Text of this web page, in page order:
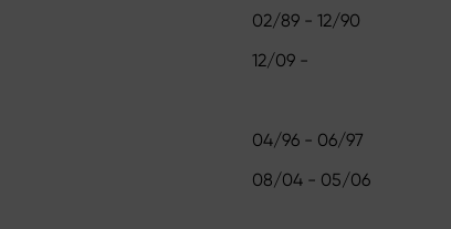
02/89 - 12/90
12/09 -
04/96 - 06/97
08/04 - 05/06